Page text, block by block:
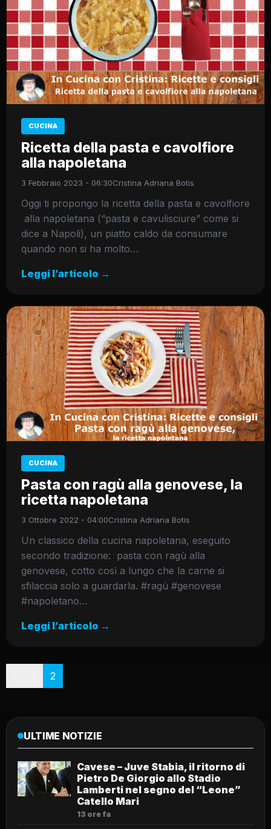
CUCINA
Ricetta della pasta e cavolfiore
alla napoletana
3 Febbraio 2023 - 06:30Cristina Adriana Botis
Oggi ti propongo la ricetta della pasta e cavolfiore
alla napoletana (“pasta e cavulisciure” come si
dice a Napoli), un piatto caldo da consumare
quando non si ha molto…
Leggi l’articolo →
CUCINA
Pasta con ragù alla genovese, la
ricetta napoletana
3 Ottobre 2022 - 04:00Cristina Adriana Botis
Un classico della cucina napoletana, eseguito
secondo tradizione: pasta con ragù alla
genovese, cotto così a lungo che la carne si
sfilaccia solo a guardarla. #ragù #genovese
#napoletano…
Leggi l’articolo →
Paginazione
2
ULTIME NOTIZIE
Cavese – Juve Stabia, il ritorno di
Pietro De Giorgio allo Stadio
Lamberti nel segno del “Leone”
Catello Mari
13 ore fa